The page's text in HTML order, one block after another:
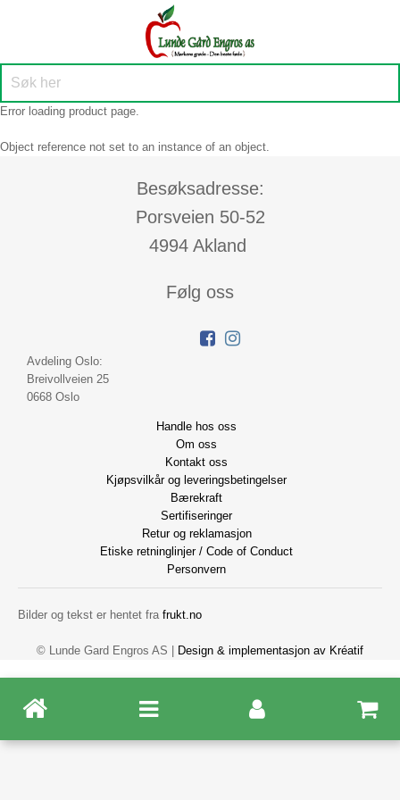
Error loading product page.
Object reference not set to an instance of an object.
Besøksadresse:
Porsveien 50-52
4994 Akland
Følg oss
Avdeling Oslo:
Breivollveien 25
0668 Oslo
Handle hos oss
Om oss
Kontakt oss
Kjøpsvilkår og leveringsbetingelser
Bærekraft
Sertifiseringer
Retur og reklamasjon
Etiske retninglinjer / Code of Conduct
Personvern
Bilder og tekst er hentet fra frukt.no
© Lunde Gard Engros AS | Design & implementasjon av Kréatif